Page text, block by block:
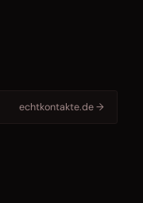
echtkontakte.de →